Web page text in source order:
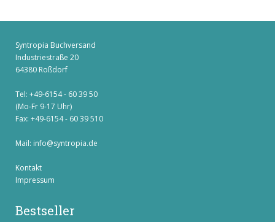
Syntropia Buchversand
Industriestraße 20
64380 Roßdorf
Tel: +49-6154 - 60 39 50
(Mo-Fr 9-17 Uhr)
Fax: +49-6154 - 60 39 510
Mail: info@syntropia.de
Kontakt
Impressum
Bestseller